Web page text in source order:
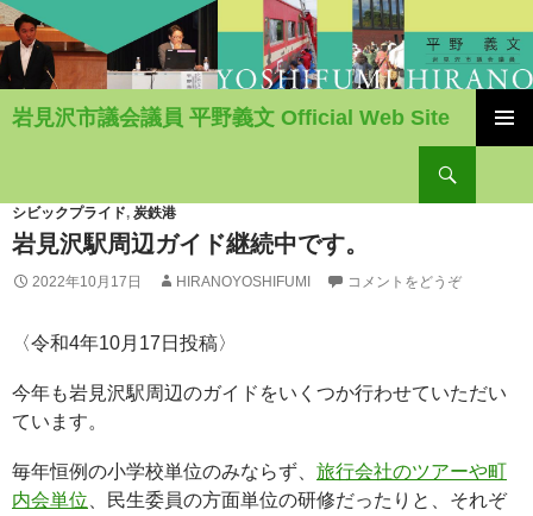
岩見沢市議会議員 平野義文 Official Web Site
ン
ツ
へ
移
シビックプライド, 炭鉄港
岩見沢駅周辺ガイド継続中です。
2022年10月17日 HIRANOYOSHIFUMI コメントをどうぞ
〈令和4年10月17日投稿〉
今年も岩見沢駅周辺のガイドをいくつか行わせていただい
ています。
毎年恒例の小学校単位のみならず、 旅行会社のツアーや町
内会単位 、民生委員の方面単位の研修だったりと、それぞ